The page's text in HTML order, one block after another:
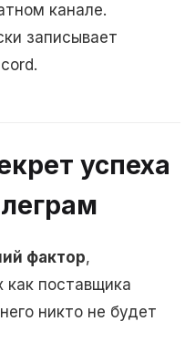
канале.
записывает
успеха
фактор,
поставщика
никто не будет